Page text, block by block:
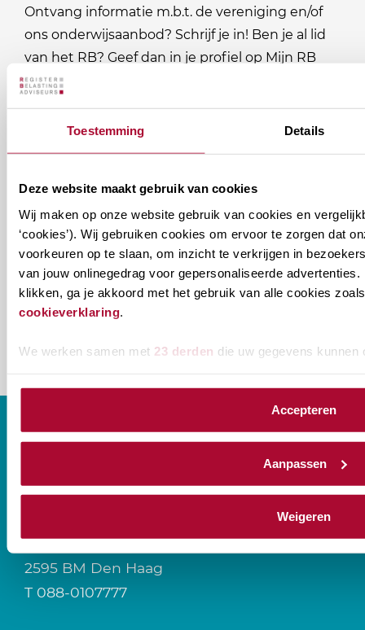
Toestemming Details
Deze website maakt gebruik van cookies
Wij maken op onze website gebruik van cookies en
‘cookies’). Wij gebruiken cookies om ervoor te zorgen dat
voorkeuren op te slaan, om inzicht te verkrijgen in
van jouw onlinegedrag voor gepersonaliseerde advertenties.
klikken, ga je akkoord met het gebruik van alle cookies
cookieverklaring
We werken samen met 23 derden die uw gegevens kunnen
Accepteren
Aanpassen
Weigeren
Ontvang informatie m.b.t. de vereniging en/of
ons onderwijsaanbod? Schrijf je in! Ben je al lid
van het RB? Geef dan in je profiel op Mijn RB
aan welke nieuwsbrieven je wil ontvangen.
E-mailadres*
naam@bedrijf.nl
nieuwsbrieven
je
willen
ontvangen?
Permanente Educatie nieuwsbrief
Verenigingsnieuws
CONTACT
Prinses Beatrixlaan 544
2595 BM Den Haag
T 088-0107777